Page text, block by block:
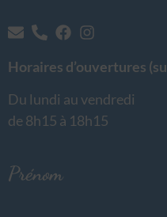
Horaires d’ouvertures
Du lundi au vendredi
de 8h15 à 18h15
Prénom